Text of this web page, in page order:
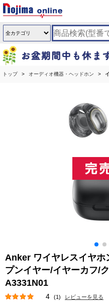
トップ オーディオ機器・ヘッドホン
Anker ワイヤレスイヤ
プンイヤー/イヤーカフ/
A3331N01
4 (1) レビューを見る